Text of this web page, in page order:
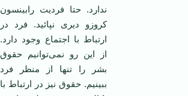
ندارد. حتا فردیت رابینسون
کروزو دیری نپائید. فرد در
ارتباط با اجتماع وجود دارد.
از این رو نمی‌توانیم حقوق
بشر را تنها از منظر فرد
ببینیم. حقوق نیز در ارتباط با